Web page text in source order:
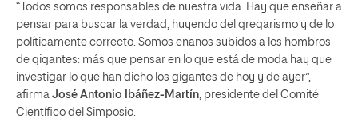
“Todos somos responsables de nuestra vida. Hay que enseñar a
pensar para buscar la verdad, huyendo del gregarismo y de lo
políticamente correcto. Somos enanos subidos a los hombros
de gigantes: más que pensar en lo que está de moda hay que
investigar lo que han dicho los gigantes de hoy y de ayer”,
afirma José Antonio Ibáñez-Martín , presidente del Comité
Científico del Simposio.